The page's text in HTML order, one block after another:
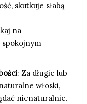
skutkuje słabą
na
spokojnym
: Za długie lub
włoski,
nienaturalnie.